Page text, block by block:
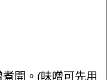
開。(味噌可先用